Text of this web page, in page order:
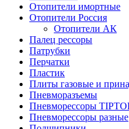
Отопители имортные
Отопители Россия
Отопители АК
Палец рессоры
Патрубки
Перчатки
Пластик
Плиты газовые и
Пневморазъемы
Пневморессоры
Пневморессоры разные